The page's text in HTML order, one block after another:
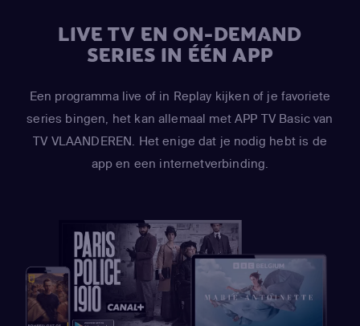
LIVE TV EN ON-DEMAND
SERIES IN ÉÉN APP
Een programma live of in Replay kijken of je favoriete
series bingen, het kan allemaal met APP TV Basic van
TV VLAANDEREN. Het enige dat je nodig hebt is de
app en een internetverbinding.